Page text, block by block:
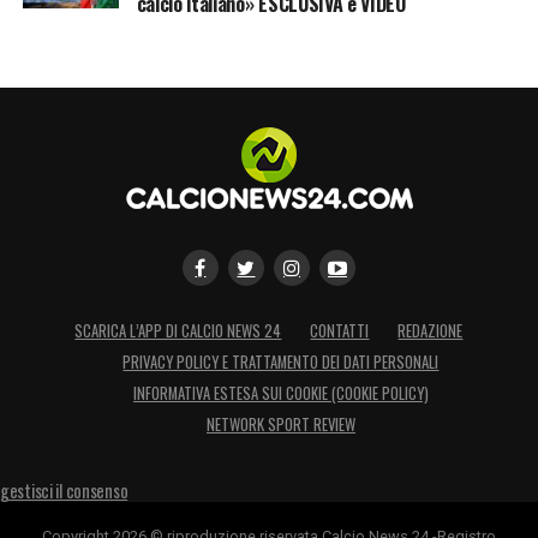
«È un giocatore giovane
ma di grande personalità, sta crescendo
notevolmente. Sicuramente nel futuro
dell’Atalanta è destinato a diventare un
leader insieme agli altri capitani».
LA PLAYLIST DELLE NOSTRE TOP NEWS
SCARICA L’APP DI CALCIO NEWS 24 CONTATTI
REDAZIONE
PRIVACY POLICY E TRATTAMENTO DEI DATI PERSONALI
INFORMATIVA ESTESA SUI COOKIE (COOKIE POLICY)
NETWORK SPORT REVIEW
gestisci il consenso